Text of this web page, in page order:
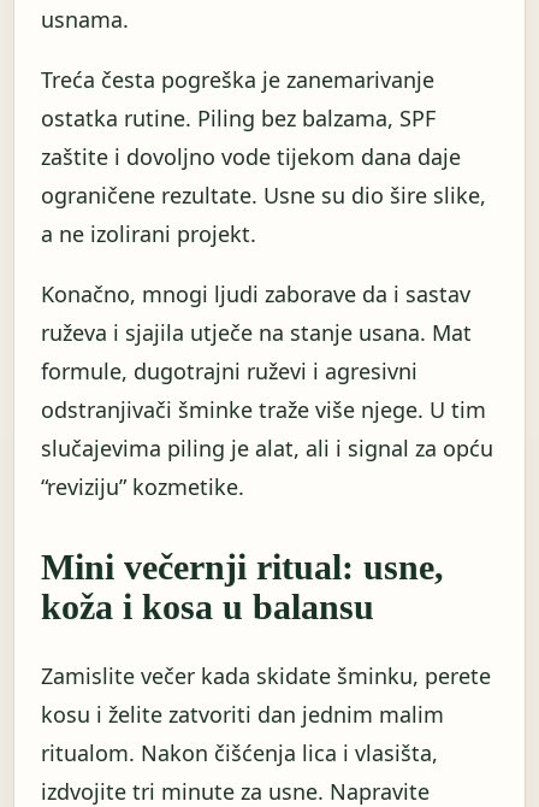
usnama.
Treća česta pogreška je zanemarivanje
ostatka rutine. Piling bez balzama, SPF
zaštite i dovoljno vode tijekom dana daje
ograničene rezultate. Usne su dio šire slike,
a ne izolirani projekt.
Konačno, mnogi ljudi zaborave da i sastav
ruževa i sjajila utječe na stanje usana. Mat
formule, dugotrajni ruževi i agresivni
odstranjivači šminke traže više njege. U tim
slučajevima piling je alat, ali i signal za opću
“reviziju” kozmetike.
Mini večernji ritual: usne,
koža i kosa u balansu
Zamislite večer kada skidate šminku, perete
kosu i želite zatvoriti dan jednim malim
ritualom. Nakon čišćenja lica i vlasišta,
izdvojite tri minute za usne. Napravite